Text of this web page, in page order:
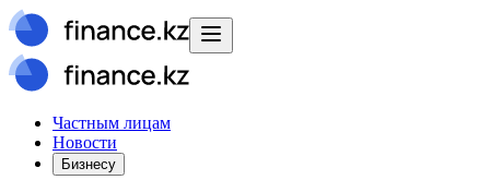
Частным лицам
Новости
Бизнесу